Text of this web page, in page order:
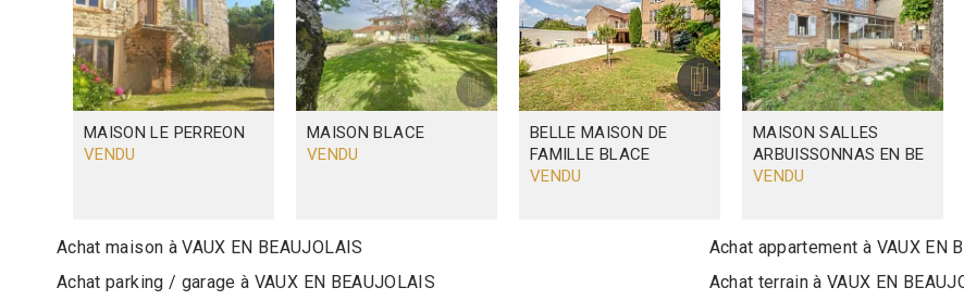
MAISON LE PERREON
VENDU
MAISON BLACE
VENDU
BELLE MAISON DE
FAMILLE BLACE
VENDU
MAISON SALLES
ARBUISSONNAS EN BE
VENDU
Achat maison à VAUX EN BEAUJOLAIS
Achat appartement à VAUX EN
Achat parking / garage à VAUX EN BEAUJOLAIS
Achat terrain à VAUX EN